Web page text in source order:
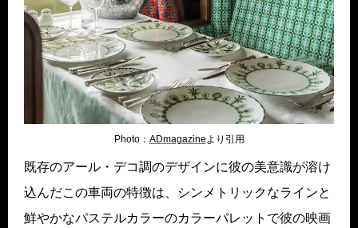
Photo： ADmagazine より引用
既存のアール・デコ調のデザインに彼の美意識が溶け
込んだこの車両の特徴は、シンメトリックなラインと
鮮やかなパステルカラーのカラーパレットで彼の映画